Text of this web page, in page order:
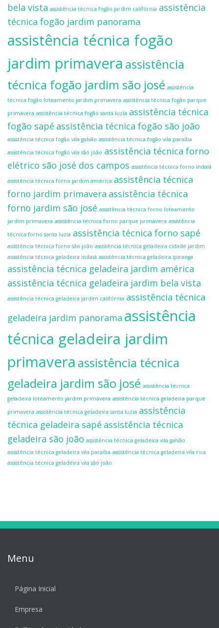
bela vista assistência técnica fogão jardim califórnia assistência
técnica fogão jardim panorama
assistência técnica fogão
jardim primavera assistência
técnica fogão jardim são josé assistência
técnica fogão loteamento jardim primavera assistência técnica fogão parque
primavera assistência técnica fogão santa luzia assistência técnica
fogão sapé assistência técnica fogão são joão
assistência técnica fogão vila galvão assistência técnica fogão vila paraíba
assistência técnica fogão vila são joão assistência técnica forno
elétrico são josé dos campos assistência técnica forno indaiá
assistência técnica forno jardim américa assistência técnica
forno jardim primavera assistência técnica
forno jardim são josé assistência técnica forno loteamento
jardim primavera assistência técnica forno parque primavera assistência
técnica forno santa luzia assistência técnica forno sapé
assistência técnica forno são joão assistência técnica geladeira cidade jardim
assistência técnica geladeira indaiá assistência técnica geladeira ipiranga
assistência técnica geladeira jardim américa
assistência técnica geladeira jardim bela vista
assistência técnica geladeira jardim califórnia assistência técnica
geladeira jardim panorama assistência
técnica geladeira jardim
primavera assistência técnica
geladeira jardim são josé assistência técnica
geladeira loteamento jardim primavera assistência técnica geladeira parque
primavera assistência técnica geladeira santa luzia assistência
técnica geladeira sapé assistência técnica
geladeira são joão assistência técnica geladeira vila galvão
assistência técnica geladeira vila paraíba assistência técnica geladeira vila rica
assistência técnica geladeira vila são joão
Menu
Página Inicial
Empresa